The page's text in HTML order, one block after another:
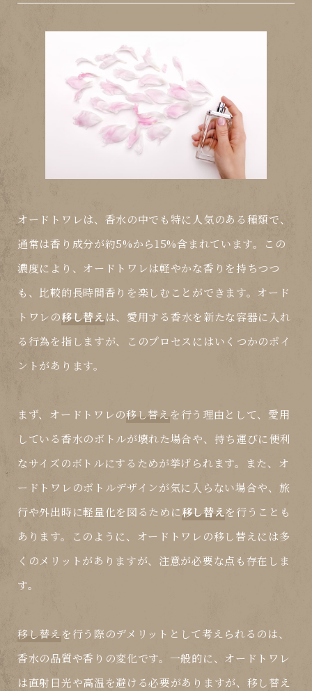
オードトワレは、香水の中でも特に人気のある種類で、
通常は香り成分が約5%から15%含まれています。この
濃度により、オードトワレは軽やかな香りを持ちつつ
も、比較的長時間香りを楽しむことができます。オード
トワレの移し替え は、愛用する香水を新たな容器に入れ
る行為を指しますが、このプロセスにはいくつかのポイ
ントがあります。
まず、オードトワレの移し替え を行う理由として、愛用
している香水のボトルが壊れた場合や、持ち運びに便利
なサイズのボトルにするためが挙げられます。また、オ
ードトワレのボトルデザインが気に入らない場合や、旅
行や外出時に軽量化を図るために移し替えを行うことも
あります。このように、オードトワレの移し替え には多
くのメリットがありますが、注意が必要な点も存在しま
す。
移し替え を行う際のデメリットとして考えられるのは、
香水の品質や香りの変化です。一般的に、オードトワレ
は直射日光や高温を避ける必要がありますが、移し替え